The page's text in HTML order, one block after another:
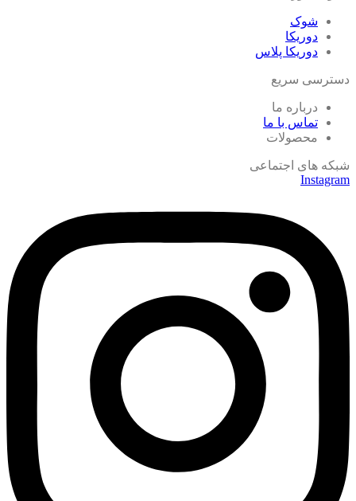
شوک
دوریکا
دوریکا پلاس
دسترسی سریع
درباره ما
تماس با ما
محصولات
شبکه های اجتماعی
Instagram